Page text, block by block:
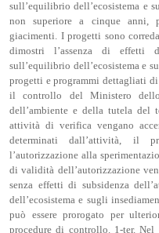
sull’equilibrio dell’ecosistema e
non superiore a cinque anni,
giacimenti. I progetti sono
dimostri l’assenza di effetti
sull’equilibrio dell’ecosistema e
progetti e programmi dettagliati
il controllo del Ministero
dell’ambiente e della tutela del
attività di verifica vengano
determinati dall’attività, il
l’autorizzazione alla
di validità dell’autorizzazione
senza effetti di subsidenza
dell’ecosistema e sugli
può essere prorogato per
procedure di controllo. 1-ter.